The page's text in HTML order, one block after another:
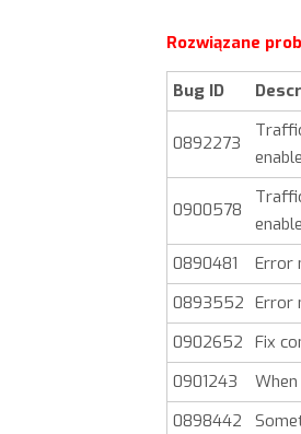
Rozwiązane
Bug ID
0892273
0900578
0890481
Error
0893552 Error
0902652 Fix
0901243
0898442